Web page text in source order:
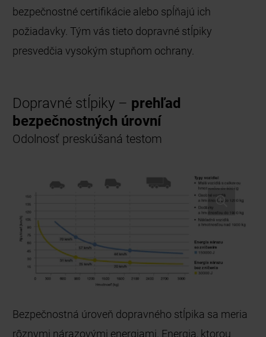
bezpečnostné certifikácie alebo spĺňajú ich
požiadavky. Tým vás tieto dopravné stĺpiky
presvedčia vysokým stupňom ochrany.
Dopravné stĺpiky – prehľad
bezpečnostných úrovní
Odolnosť preskúšaná testom
Bezpečnostná úroveň dopravného stĺpika sa meria
rôznymi nárazovými energiami. Energia, ktorou